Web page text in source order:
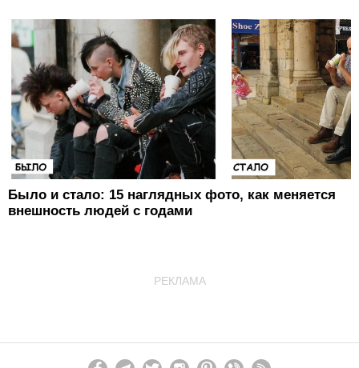
Было и стало: 15 наглядных фото, как меняется
внешность людей с годами
РЕКЛАМА